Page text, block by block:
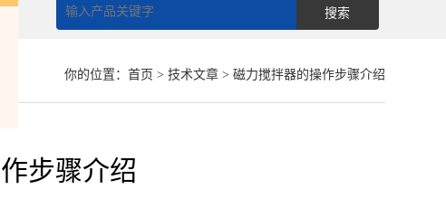
你的位置： 首页 > 技术文章> 磁力搅拌器的操作步骤介绍
步骤介绍